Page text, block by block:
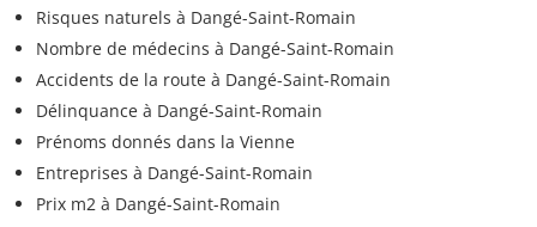
Risques naturels à Dangé-Saint-Romain
Nombre de médecins à Dangé-Saint-Romain
Accidents de la route à Dangé-Saint-Romain
Délinquance à Dangé-Saint-Romain
Prénoms donnés dans la Vienne
Entreprises à Dangé-Saint-Romain
Prix m2 à Dangé-Saint-Romain